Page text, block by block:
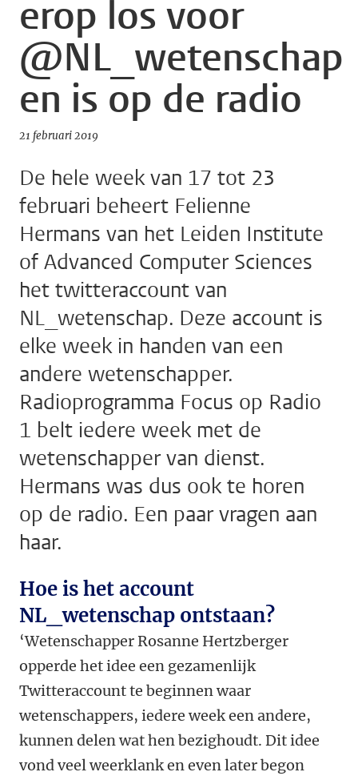
erop los voor
@NL_wetenschap
en is op de radio
21 februari 2019
De hele week van 17 tot 23
februari beheert Felienne
Hermans van het Leiden Institute
of Advanced Computer Sciences
het twitteraccount van
NL_wetenschap. Deze account is
elke week in handen van een
andere wetenschapper.
Radioprogramma Focus op Radio
1 belt iedere week met de
wetenschapper van dienst.
Hermans was dus ook te horen
op de radio. Een paar vragen aan
haar.
Hoe is het account
NL_wetenschap ontstaan?
‘Wetenschapper Rosanne Hertzberger
opperde het idee een gezamenlijk
Twitteraccount te beginnen waar
wetenschappers, iedere week een andere,
kunnen delen wat hen bezighoudt. Dit idee
vond veel weerklank en even later begon